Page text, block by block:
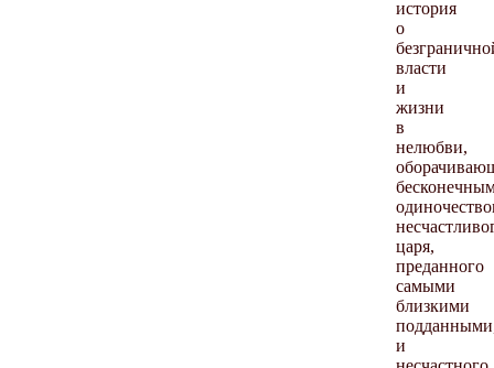
история
о
власти
и
жизни
в
нелюбви,
царя,
преданного
самыми
близкими
и